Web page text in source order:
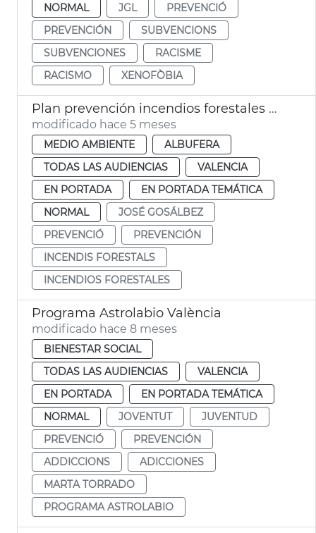
NORMAL
JGL
PREVENCIÓ
PREVENCIÓN
SUBVENCIONS
SUBVENCIONES
RACISME
RACISMO
XENOFÒBIA
Plan prevención incendios forestales Devesa València
modificado hace 5 meses
MEDIO AMBIENTE
ALBUFERA
TODAS LAS AUDIENCIAS
VALENCIA
EN PORTADA
EN PORTADA TEMÁTICA
NORMAL
JOSÉ GOSÁLBEZ
PREVENCIÓ
PREVENCIÓN
INCENDIS FORESTALS
INCENDIOS FORESTALES
Programa Astrolabio València
modificado hace 8 meses
BIENESTAR SOCIAL
TODAS LAS AUDIENCIAS
VALENCIA
EN PORTADA
EN PORTADA TEMÁTICA
NORMAL
JOVENTUT
JUVENTUD
PREVENCIÓ
PREVENCIÓN
ADDICCIONS
ADICCIONES
MARTA TORRADO
PROGRAMA ASTROLABIO